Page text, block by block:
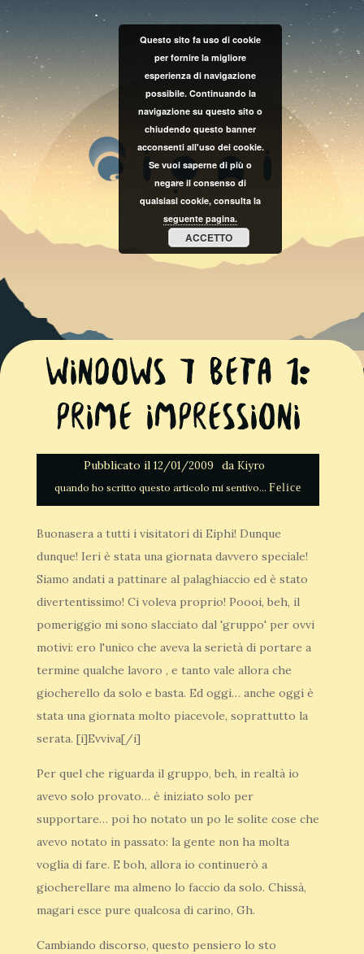
Windows 7 Beta 1:
Prime impressioni
Pubblicato il 12/01/2009 da Kiyro
Felice
Buonasera a tutti i visitatori di Eiphi! Dunque
dunque! Ieri è stata una giornata davvero speciale!
Siamo andati a pattinare al palaghiaccio ed è stato
divertentissimo! Ci voleva proprio! Poooi, beh, il
pomeriggio mi sono slacciato dal 'gruppo' per ovvi
motivi: ero l'unico che aveva la serietà di portare a
termine qualche lavoro , e tanto vale allora che
giocherello da solo e basta. Ed oggi… anche oggi è
stata una giornata molto piacevole, soprattutto la
serata. [i]Evviva[/i]
Per quel che riguarda il gruppo, beh, in realtà io
avevo solo provato… è iniziato solo per
supportare… poi ho notato un po le solite cose che
avevo notato in passato: la gente non ha molta
voglia di fare. E boh, allora io continuerò a
giocherellare ma almeno lo faccio da solo. Chissà,
magari esce pure qualcosa di carino, Gh.
Cambiando discorso, questo pensiero lo sto
Questo sito fa uso di cookie
per fornire la migliore
esperienza di navigazione
possibile. Continuando la
navigazione su questo sito o
chiudendo questo banner
acconsenti all'uso dei cookie.
Se vuoi saperne di più o
negare il consenso di
qualsiasi cookie, consulta la
seguente pagina.
ACCETTO